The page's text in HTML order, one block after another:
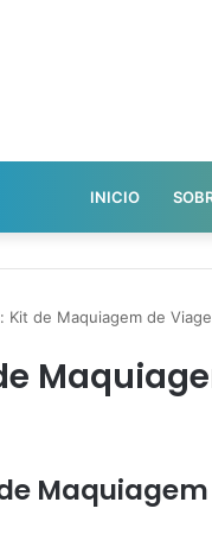
INICIO
Kit de Maquiagem de